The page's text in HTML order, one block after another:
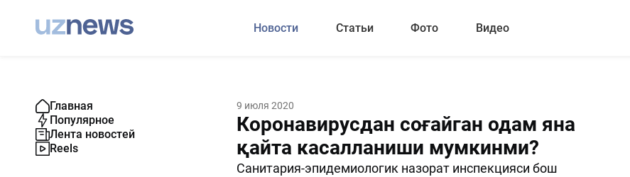
Новости Статьи Фото Видео
Главная
Популярное
Лента новостей
Reels
9 июля 2020
Коронавирусдан соғайган одам яна
қайта касалланиши мумкинми?
Санитария-эпидемиологик назорат инспекцияси бош